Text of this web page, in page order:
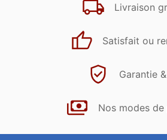
Livraison
Satisfait ou
Garantie
Nos modes de